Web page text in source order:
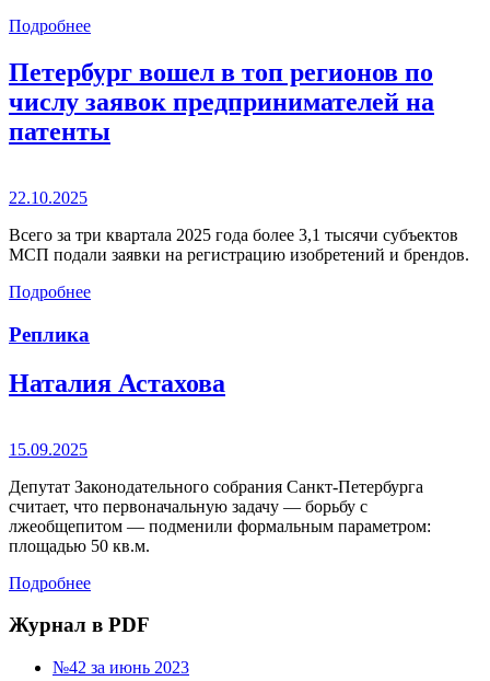
Подробнее
Петербург вошел в топ регионов по
числу заявок предпринимателей на
патенты
22.10.2025
Всего за три квартала 2025 года более 3,1 тысячи субъектов
МСП подали заявки на регистрацию изобретений и брендов.
Подробнее
Реплика
Наталия Астахова
15.09.2025
Депутат Законодательного собрания Санкт-Петербурга
считает, что первоначальную задачу — борьбу с
лжеобщепитом — подменили формальным параметром:
площадью 50 кв.м.
Подробнее
Журнал в PDF
№42 за июнь 2023